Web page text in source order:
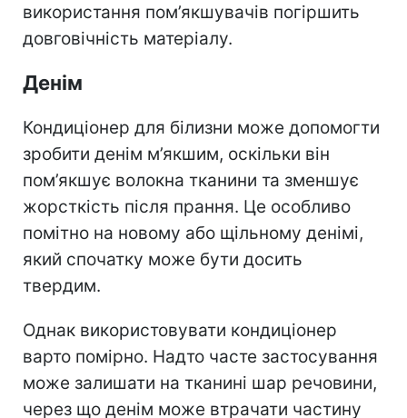
використання пом’якшувачів погіршить
довговічність матеріалу.
Денім
Кондиціонер для білизни може допомогти
зробити денім м’якшим, оскільки він
пом’якшує волокна тканини та зменшує
жорсткість після прання. Це особливо
помітно на новому або щільному денімі,
який спочатку може бути досить
твердим.
Однак використовувати кондиціонер
варто помірно. Надто часте застосування
може залишати на тканині шар речовини,
через що денім може втрачати частину